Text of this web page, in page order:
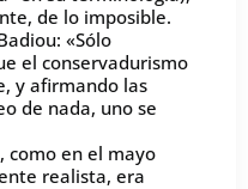
de lo imposible.
«Sólo
el conservadurismo
y afirmando las
de nada, uno se
como en el mayo
realista, era